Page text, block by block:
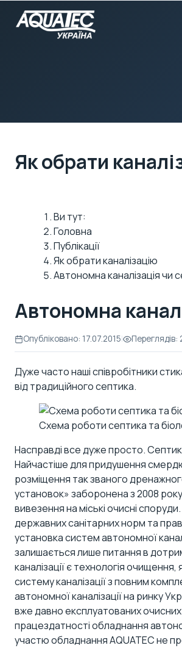
Як обрати
Ви тут:
Головна
Публікації
Як обрати каналізацію
Автономна каналізація чи
Автономна
Опубліковано: 17.07.2015| Переглядів:
Дуже часто наші співробітники
від традиційного септика.
Схема роботи септика та
Насправді все дуже просто. Септик
Найчастіше для придушення
розміщення так званого
установок» заборонена з 2008
вивезення на міські очисні
державних санітарних норм та
установка систем автономної
залишається лише питання в
каналізації є технологія
систему каналізації з повним
автономної каналізації на ринку
вже давно експлуатованих очисних
працездатності обладнання
участю обладнання AQUATEC не